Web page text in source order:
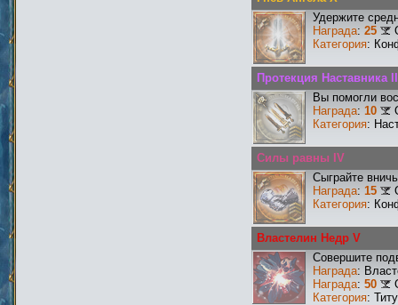
Удержите
Награда: 25
Категория:
Протекция Наставника
Вы помогли
Награда: 10
Категория:
Силы равны IV
Сыграйте
Награда: 15
Категория:
Властелин Недр V
Совершите
Награда:
Награда: 50
Категория: